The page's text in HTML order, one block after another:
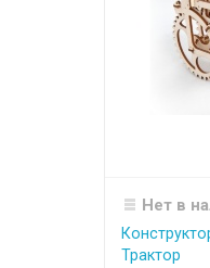
Нет в
Трактор